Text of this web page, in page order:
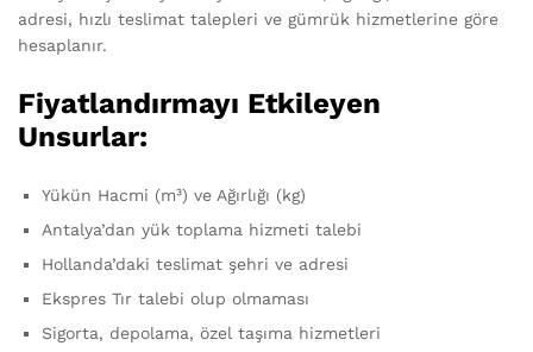
adresi, hızlı teslimat talepleri ve gümrük hizmetlerine göre
hesaplanır.
Fiyatlandırmayı Etkileyen
Unsurlar:
Yükün Hacmi (m³) ve Ağırlığı (kg)
Antalya’dan yük toplama hizmeti talebi
Hollanda’daki teslimat şehri ve adresi
Ekspres Tır talebi olup olmaması
Sigorta, depolama, özel taşıma hizmetleri